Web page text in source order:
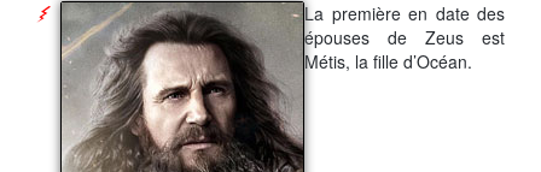
La première en date des
épouses de Zeus est
Métis, la fille d’Océan.